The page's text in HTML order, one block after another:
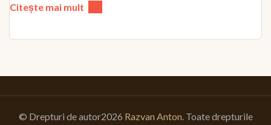
Citește mai mult
© Drepturi de autor2026 Razvan Anton . Toate drepturile